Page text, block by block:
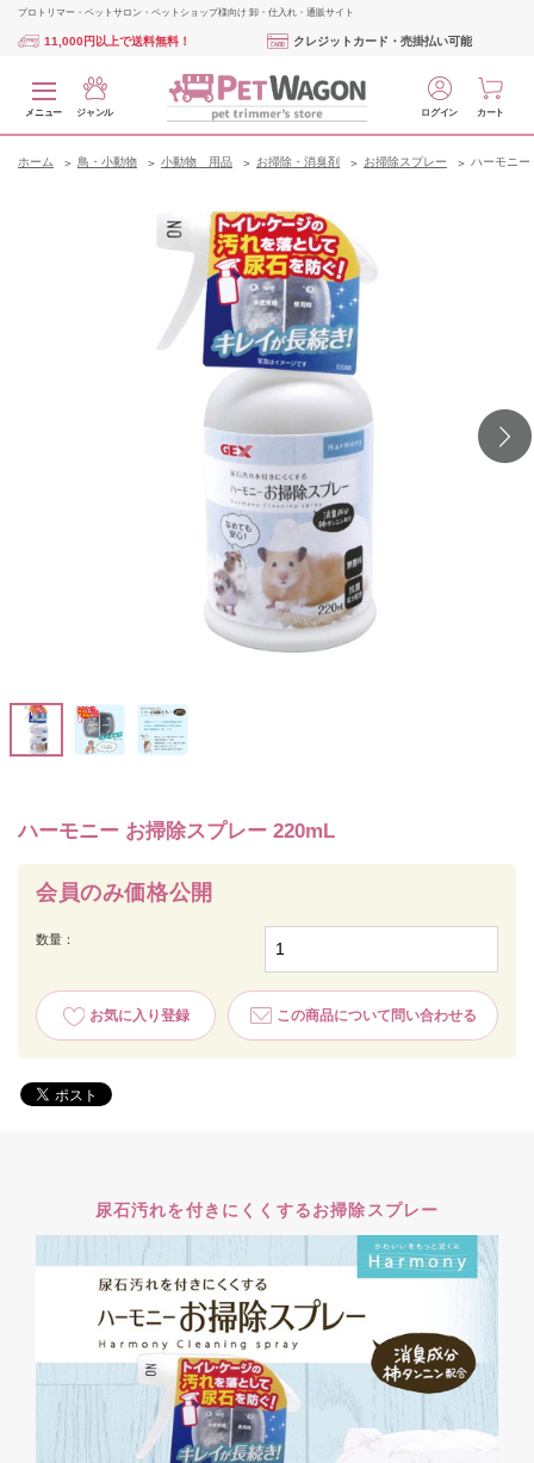
プロトリマー・ペットサロン・ペットショップ様向け 卸・仕入れ・通販サイト
11,000円以上で送料無料！ クレジットカード・売掛払い可能
メニュー ジャンル ログイン カート
ホーム 鳥・小動物 小動物 用品 お掃除・消臭剤 お掃除スプレー ハーモニ
ハーモニー お掃除スプレー 220mL
会員のみ価格公開
数量：
お気に入り登録 この商品について問い合わせる
尿石汚れを付きにくくするお掃除スプレー